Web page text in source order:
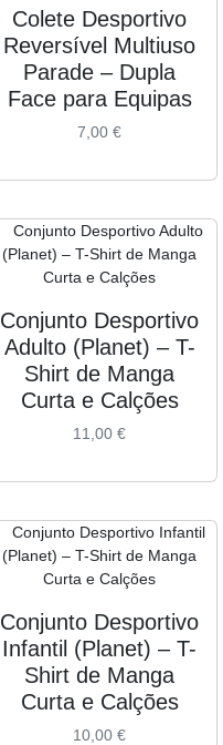
Colete Desportivo
Reversível Multiuso
Parade – Dupla
Face para Equipas
7,00 €
Conjunto Desportivo
Adulto (Planet) – T-
Shirt de Manga
Curta e Calções
11,00 €
Conjunto Desportivo
Infantil (Planet) – T-
Shirt de Manga
Curta e Calções
10,00 €